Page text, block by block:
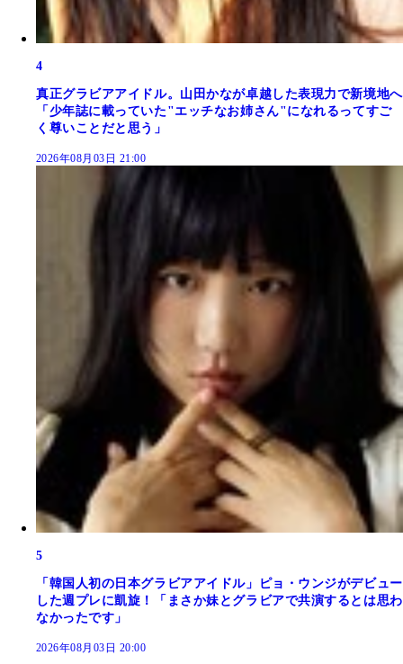
4
真正グラビアアイドル。山田かなが卓越した表現力で新境地へ
「少年誌に載っていた"エッチなお姉さん"になれるってすご
く尊いことだと思う」
2026年08月03日 21:00
5
「韓国人初の日本グラビアアイドル」ピョ・ウンジがデビュー
した週プレに凱旋！「まさか妹とグラビアで共演するとは思わ
なかったです」
2026年08月03日 20:00